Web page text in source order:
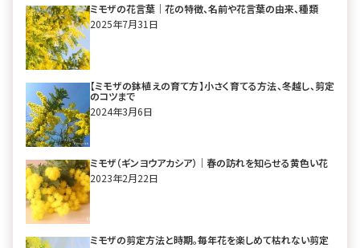
ミモザの花言葉｜花の特徴、名前や花言葉の由来、種類
2025年7月31日
【ミモザの鉢植えの育て方】小さく育てる方法、冬越し、剪定
のコツまで
2024年3月6日
ミモザ（ギンヨウアカシア）｜春の訪れを知らせる黄色い花
2023年2月22日
ミモザの剪定方法と時期。毎年花を楽しめて枯れない剪定